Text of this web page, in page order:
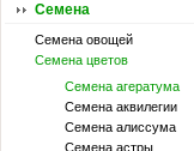
Семена
Семена овощей
Семена цветов
Семена агератума
Семена аквилегии
Семена алиссума
Семена астры